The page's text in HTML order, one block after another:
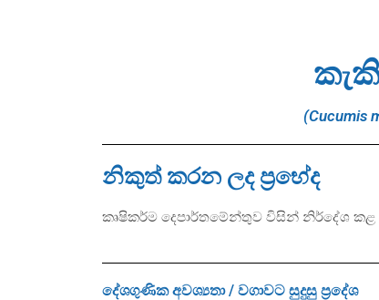
(Cucumis
නිකුත් කරන ලද ප්‍රභේද
කෘෂිකර්ම දෙපාර්තමේන්තුව විසින් නිර්දේශ කළ
දේශගුණික අවශ්‍යතා / වගාවට සුදුසු ප්‍රදේශ